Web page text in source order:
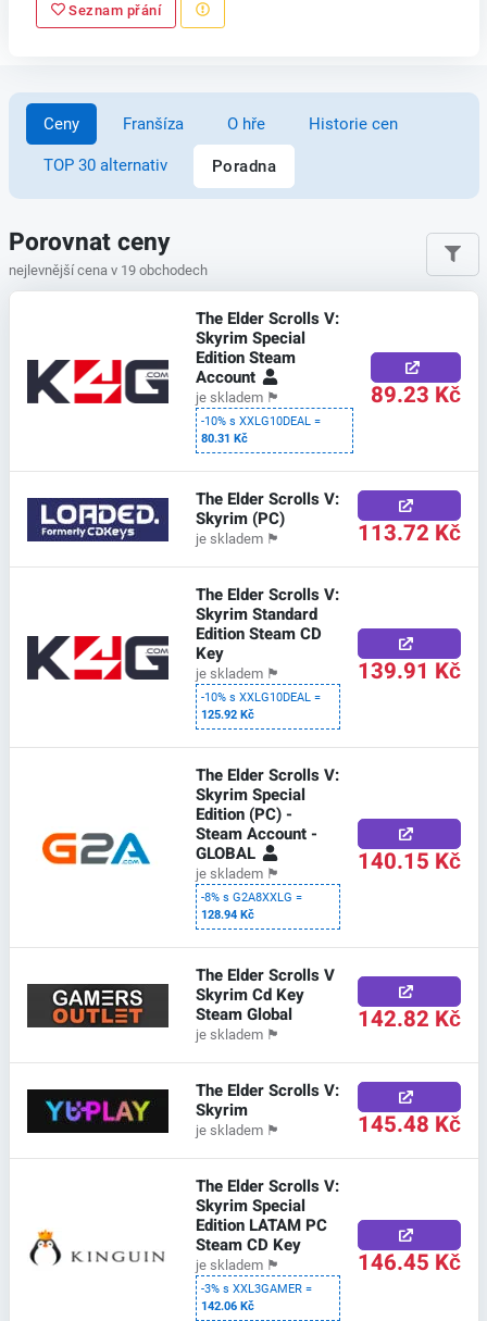
Seznam přání
Ceny Franšíza O hře Historie cen
TOP 30 alternativ Poradna
Porovnat ceny
nejlevnější cena v 19 obchodech
The Elder Scrolls V:
Skyrim Special
Edition Steam
Account
je skladem 🏴
-10% s XXLG10DEAL =
80.31 Kč
89.23 Kč
The Elder Scrolls V:
Skyrim (PC)
je skladem 🏴 113.72 Kč
The Elder Scrolls V:
Skyrim Standard
Edition Steam CD
Key
je skladem 🏴
-10% s XXLG10DEAL =
125.92 Kč
139.91 Kč
The Elder Scrolls V:
Skyrim Special
Edition (PC) -
Steam Account -
GLOBAL
je skladem 🏴
-8% s G2A8XXLG =
128.94 Kč
140.15 Kč
The Elder Scrolls V
Skyrim Cd Key
Steam Global
je skladem 🏴 142.82 Kč
The Elder Scrolls V:
Skyrim
je skladem 🏴 145.48 Kč
The Elder Scrolls V:
Skyrim Special
Edition LATAM PC
Steam CD Key
je skladem 🏴
-3% s XXL3GAMER =
142.06 Kč
146.45 Kč